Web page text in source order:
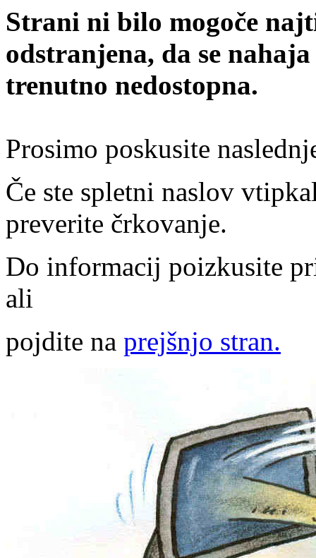
Strani ni bilo mogoče
odstranjena, da se
trenutno nedostopna.
Prosimo poskusite
Če ste spletni naslov
preverite črkovanje.
Do informacij poizkusite
ali
pojdite na prejšnjo stran.